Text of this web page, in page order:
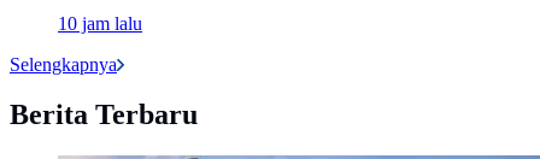
10 jam lalu
Selengkapnya
Berita Terbaru